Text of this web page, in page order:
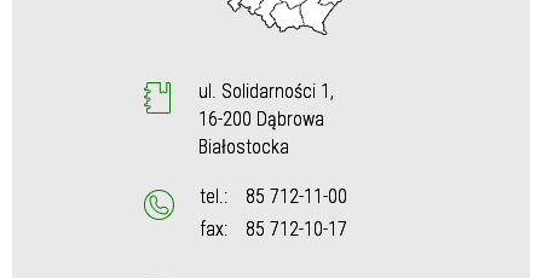
ul. Solidarności 1,
16-200 Dąbrowa
Białostocka
tel.:
85 712-11-00
fax:
85 712-10-17